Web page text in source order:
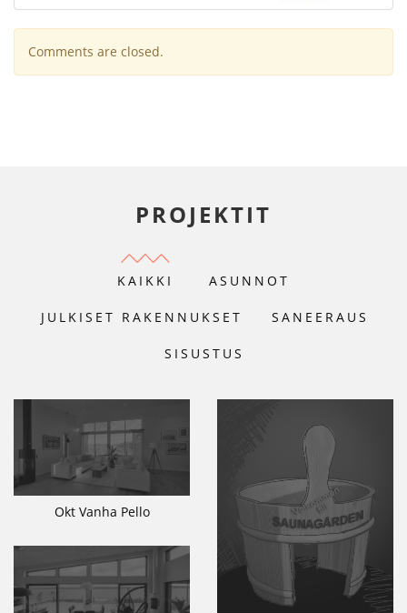
Comments are closed.
PROJEKTIT
KAIKKI ASUNNOT
JULKISET RAKENNUKSET SANEERAUS
SISUSTUS
Okt Vanha Pello